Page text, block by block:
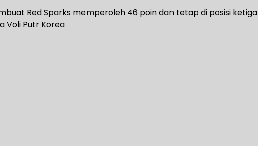
Red Sparks memperoleh 46 poin dan tetap di posisi ketiga
Voli Putr Korea